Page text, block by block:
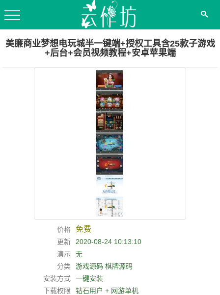
美廉商业梦想电玩城半一键端+授权工具含25款子游戏
+后台+会员视频教程+安卓苹果端
价格 免费
更新
2020-08-24 10:13:10
演示
无
分类
游戏源码 棋牌源码
安装方式
一键安装
下载权限
钻石用户 + 网游单机